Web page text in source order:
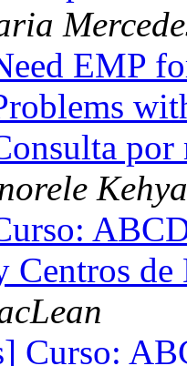
EMP
Centros
Curso: